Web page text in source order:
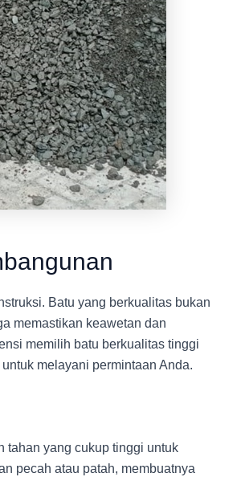
Batu yang berkualitas bukan
memastikan keawetan dan
memilih batu berkualitas tinggi
melayani permintaan Anda.
tahan yang cukup tinggi untuk
pecah atau patah, membuatnya